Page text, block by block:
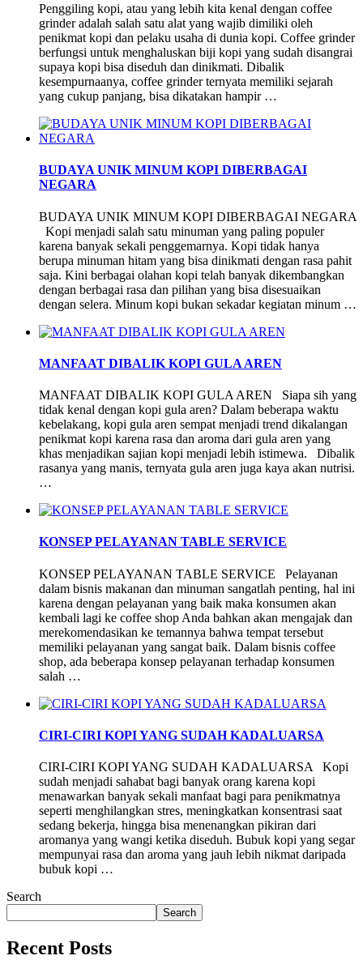
Penggiling kopi, atau yang lebih kita kenal dengan coffee
grinder adalah salah satu alat yang wajib dimiliki oleh
penikmat kopi dan pelaku usaha di dunia kopi. Coffee grinder
berfungsi untuk menghaluskan biji kopi yang sudah disangrai
supaya kopi bisa diseduh dan dinikmati. Dibalik
kesempurnaanya, coffee grinder ternyata memiliki sejarah
yang cukup panjang, bisa dikatakan hampir …
BUDAYA UNIK MINUM KOPI DIBERBAGAI
NEGARA
BUDAYA UNIK MINUM KOPI DIBERBAGAI NEGARA
Kopi menjadi salah satu minuman yang paling populer
karena banyak sekali penggemarnya. Kopi tidak hanya
berupa minuman hitam yang bisa dinikmati dengan rasa pahit
saja. Kini berbagai olahan kopi telah banyak dikembangkan
dengan berbagai rasa dan pilihan yang bisa disesuaikan
dengan selera. Minum kopi bukan sekadar kegiatan minum …
MANFAAT DIBALIK KOPI GULA AREN
MANFAAT DIBALIK KOPI GULA AREN Siapa sih yang
tidak kenal dengan kopi gula aren? Dalam beberapa waktu
kebelakang, kopi gula aren sempat menjadi trend dikalangan
penikmat kopi karena rasa dan aroma dari gula aren yang
khas menjadikan sajian kopi menjadi lebih istimewa. Dibalik
rasanya yang manis, ternyata gula aren juga kaya akan nutrisi.
…
KONSEP PELAYANAN TABLE SERVICE
KONSEP PELAYANAN TABLE SERVICE Pelayanan
dalam bisnis makanan dan minuman sangatlah penting, hal ini
karena dengan pelayanan yang baik maka konsumen akan
kembali lagi ke coffee shop Anda bahkan akan mengajak dan
merekomendasikan ke temannya bahwa tempat tersebut
memiliki pelayanan yang sangat baik. Dalam bisnis coffee
shop, ada beberapa konsep pelayanan terhadap konsumen
salah …
CIRI-CIRI KOPI YANG SUDAH KADALUARSA
CIRI-CIRI KOPI YANG SUDAH KADALUARSA Kopi
sudah menjadi sahabat bagi banyak orang karena kopi
menawarkan banyak sekali manfaat bagi para penikmatnya
seperti menghilangkan stres, meningkatkan konsentrasi saat
sedang bekerja, hingga bisa menenangkan pikiran dari
aromanya yang wangi ketika diseduh. Bubuk kopi yang segar
mempunyai rasa dan aroma yang jauh lebih nikmat daripada
bubuk kopi …
Search
Search
Recent Posts